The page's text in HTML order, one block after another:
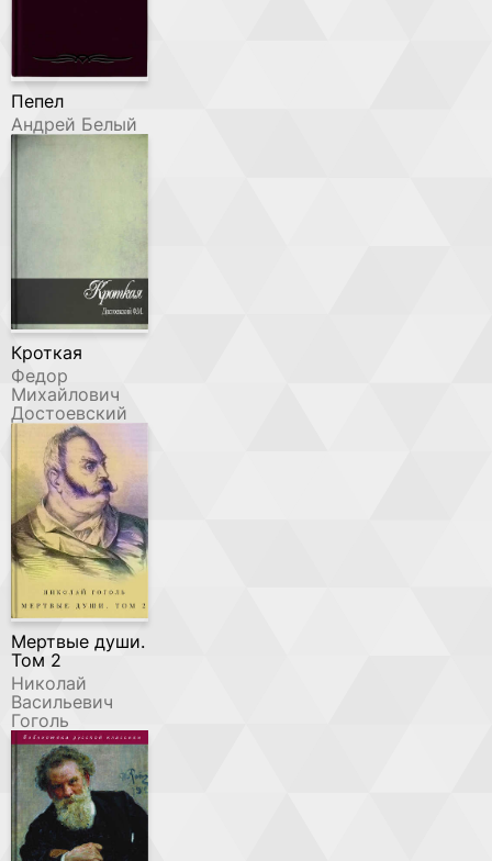
Пепел
Андрей Белый
Кроткая
Федор
Михайлович
Достоевский
Мертвые души.
Том 2
Николай
Васильевич
Гоголь